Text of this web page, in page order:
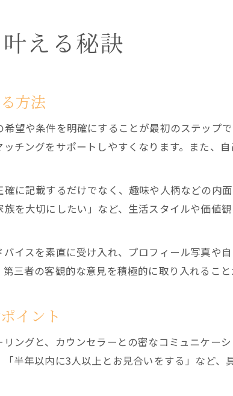
かす男性婚活術を徹底解説
男性の年収と容姿を活かす自己PR術
で好印象を与える男性の容姿・服装のコツ
ックを最大限に伝える結婚相談所の戦略
で自信を持てる男性の婚活成功事例
談所選びなら男性に有利な理由も紹介
相談所を選ぶ際に意識したいポイント
で男性優位になる背景と成功のカギ
のため男性が意識したい婚活の流れ
で男性が避けたい失敗パターンとは
を目指すために重要な相談所活用術
える秘訣
方法
望や条件を明確にすることが最初のステップ
チングをサポートしやすくなります。また、
に記載するだけでなく、趣味や人柄などの内
を大切にしたい」など、生活スタイルや価値
イスを素直に受け入れ、プロフィール写真や
三者の客観的な意見を積極的に取り入れること
イント
ングと、カウンセラーとの密なコミュニケー
半年以内に3人以上とお見合いをする」など、